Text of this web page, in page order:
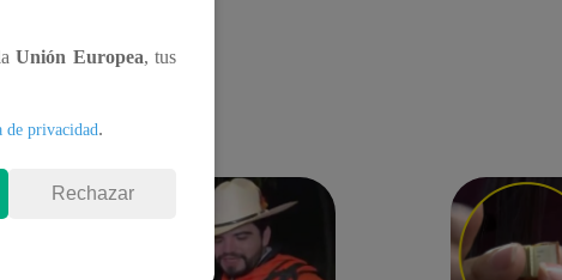
Unión Europea, tus
de privacidad.
Rechazar